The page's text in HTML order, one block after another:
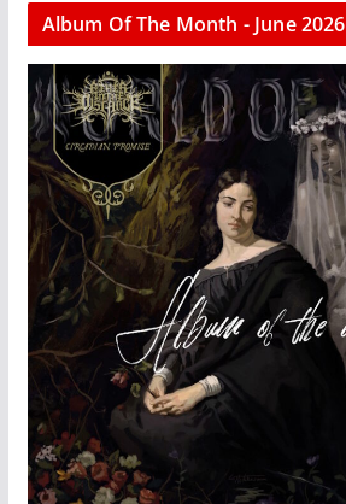
Album Of The Month - June 2026